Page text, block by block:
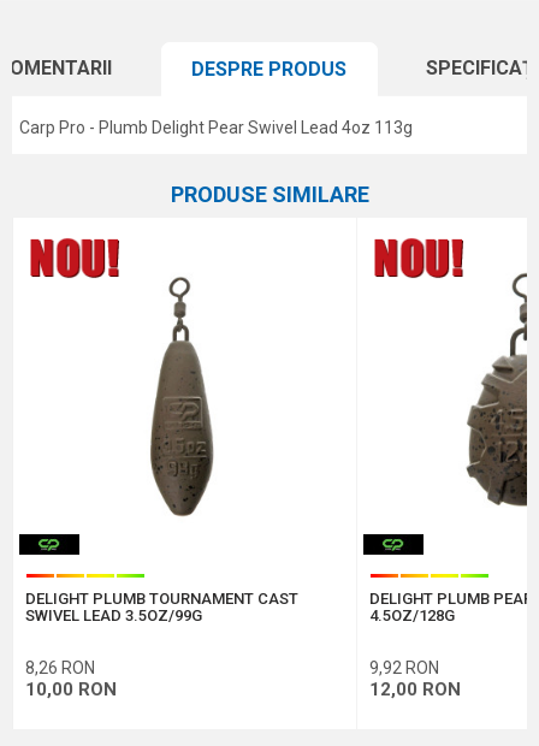
DESPRE PRODUS
Carp Pro - Plumb Delight Pear Swivel Lead 4oz 113g
Plumbi
Marca Carp Pro
Email
Protectie anti-spam - calculeaza 2 + 3 :
PRODUSE SIMILARE
DELIGHT PLUMB TOURNAMENT CAST
SWIVEL LEAD 3.5OZ/99G
8,26 RON
10,00 RON
DELIGHT PLUMB PEAR
4.5OZ/128G
9,92 RON
12,00 RON